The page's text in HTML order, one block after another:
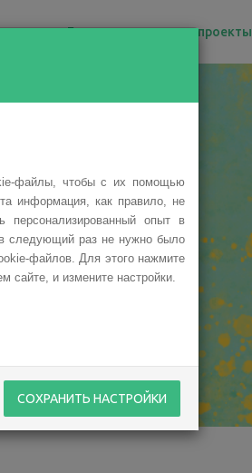
Благотворительные проекты
файлы, чтобы с их помощью
информация, как правило, не
персонализированный опыт в
следующий раз не нужно было
файлов. Для этого нажмите
сайте, и измените настройки.
СОХРАНИТЬ НАСТРОЙКИ